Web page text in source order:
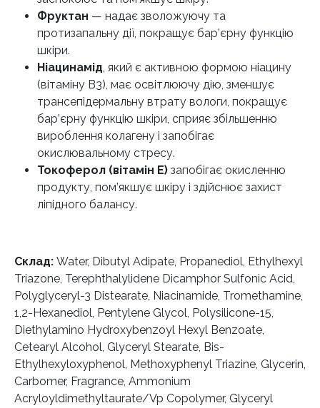
Фруктан — надає зволожуючу та
протизапальну дії, покращує бар’єрну функцію
шкіри.
Ніацинамід, який є активною формою ніацину
(вітаміну В3), має освітлюючу дію, зменшує
трансепідермальну втрату вологи, покращує
бар’єрну функцію шкіри, сприяє збільшенню
вироблення колагену і запобігає
окислювальному стресу.
Токоферол (вітамін Е) запобігає окисленню
продукту, пом’якшує шкіру і здійснює захист
ліпідного балансу.
Склад: Water, Dibutyl Adipate, Propanediol, Ethylhexyl
Triazone, Terephthalylidene Dicamphor Sulfonic Acid,
Polyglyceryl-3 Distearate, Niacinamide, Tromethamine,
1,2-Hexanediol, Pentylene Glycol, Polysilicone-15,
Diethylamino Hydroxybenzoyl Hexyl Benzoate,
Cetearyl Alcohol, Glyceryl Stearate, Bis-
Ethylhexyloxyphenol, Methoxyphenyl Triazine, Glycerin,
Carbomer, Fragrance, Ammonium
Acryloyldimethyltaurate/Vp Copolymer, Glyceryl